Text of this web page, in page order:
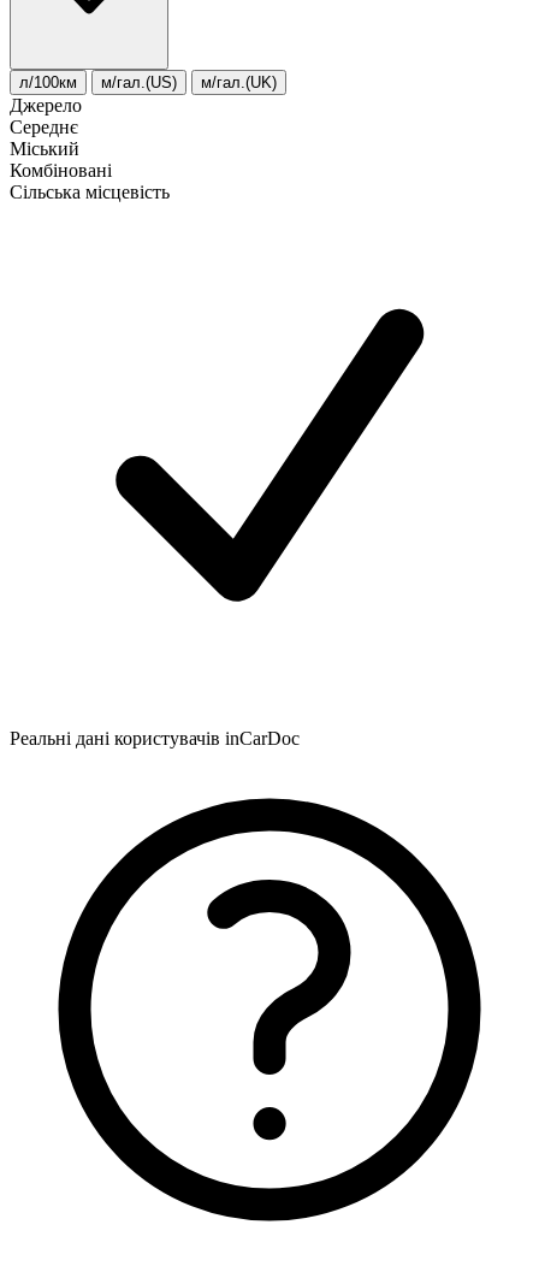
л/100км м/гал.(US) м/гал.(UK)
Джерело
Середнє
Міський
Комбіновані
Сільська місцевість
Реальні дані користувачів inCarDoc